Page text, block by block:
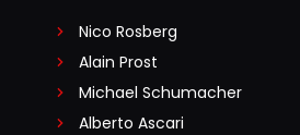
Nico Rosberg
Alain Prost
Michael Schumacher
Alberto Ascari